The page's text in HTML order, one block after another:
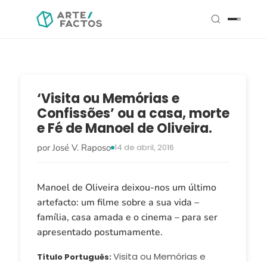
‘Visita ou Memórias e
Confissões’ ou a casa, morte
e Fé de Manoel de Oliveira.
por José V. Raposo 14 de abril, 2016
Manoel de Oliveira deixou-nos um último
artefacto: um filme sobre a sua vida –
família, casa amada e o cinema – para ser
apresentado postumamente.
Título Português Visita ou Memórias e